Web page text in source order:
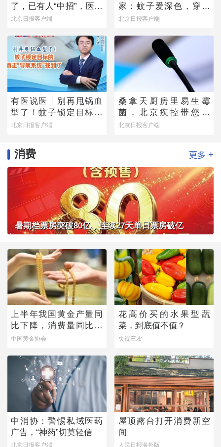
了，已有人“中招”，医生
提醒——
北京日报客户端
家：蚊子爱深色，穿浅
色衣服不易招蚊子
北京日报客户端
有医说医｜别再甩锅血
型了！蚊子锁定目标的
真正“导航系统”找到了
北京日报客户端
桑拿天厨房里易生霉
菌，北京疾控带您排
除“高风险点位”
北京日报客户端
消费 更多 +
暑期档票房突破80亿，连续27天单日票房破亿
上半年我国黄金产量同
比下降，消费量同比微
增
中国黄金协会
花高价买的水果型蔬
菜，到底值不值？
央视三农
中消协：警惕私域医药
广告，“神药”切莫轻信
北京日报客户端
屋顶露台打开消费新空
间
人民日报海外版